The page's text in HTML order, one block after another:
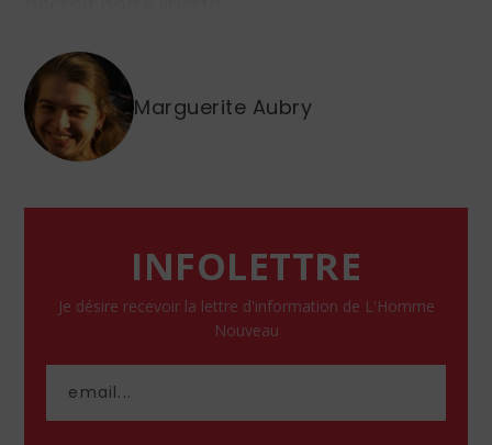
Marguerite Aubry
INFOLETTRE
Je désire recevoir la lettre d'information de L'Homme
Nouveau